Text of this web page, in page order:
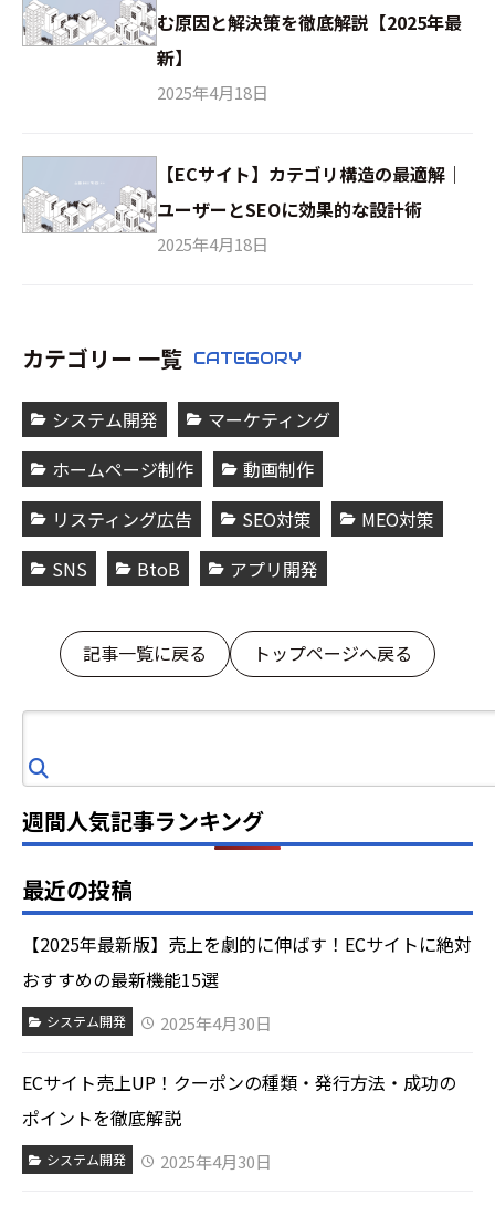
む原因と解決策を徹底解説【2025年最
新】
2025年4月18日
【ECサイト】カテゴリ構造の最適解｜
ユーザーとSEOに効果的な設計術
2025年4月18日
カテゴリー 一覧 CATEGORY
システム開発
マーケティング
ホームページ制作
動画制作
リスティング広告
SEO対策
MEO対策
SNS
BtoB アプリ開発
記事一覧に戻る トップページへ戻る
索
週間人気記事ランキング
最近の投稿
【2025年最新版】売上を劇的に伸ばす！ECサイトに絶対
おすすめの最新機能15選
システム開発 2025年4月30日
ECサイト売上UP！クーポンの種類・発行方法・成功の
ポイントを徹底解説
システム開発 2025年4月30日